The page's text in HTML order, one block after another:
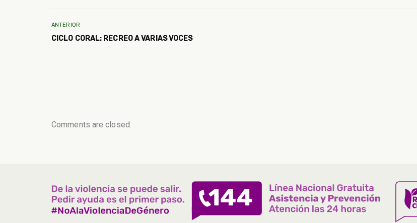
ANTERIOR
CICLO CORAL: RECREO A VARIAS VOCES
Comments are closed.